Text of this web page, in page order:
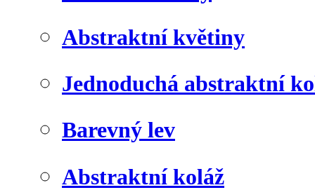
Abstraktní květiny
Jednoduchá abstraktní
Barevný lev
Abstraktní koláž